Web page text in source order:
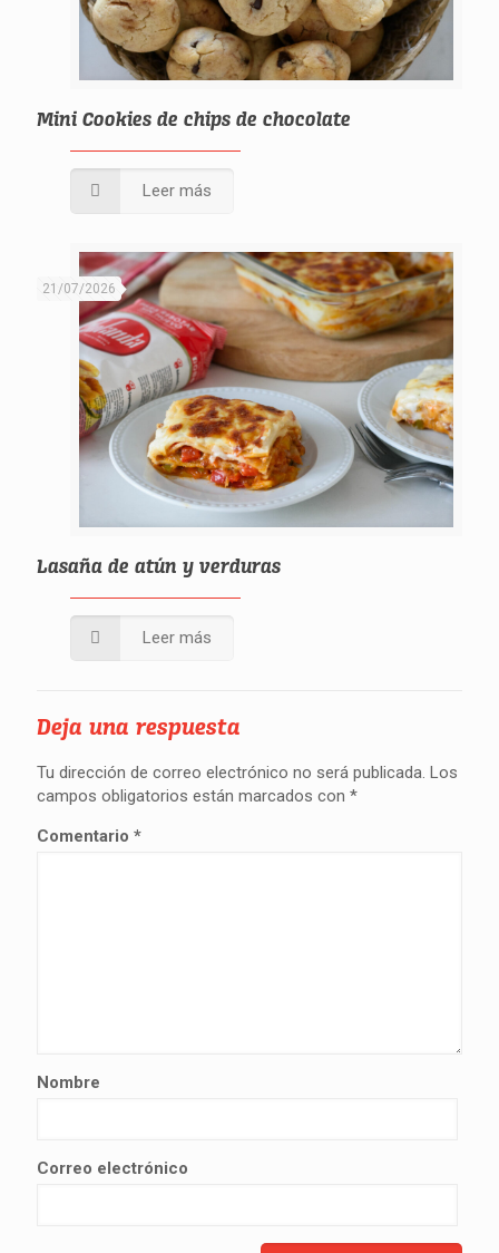
Mini Cookies de chips de chocolate
Leer más
21/07/2026
Lasaña de atún y verduras
Leer más
Deja una respuesta
Tu dirección de correo electrónico no será publicada. Los
campos obligatorios están marcados con *
Comentario *
Nombre
Correo electrónico